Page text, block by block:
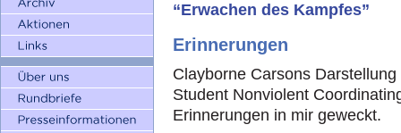
“Erwachen des Kampfes”
Erinnerungen
Clayborne Carsons
Student Nonviolent
Erinnerungen in mir geweckt.